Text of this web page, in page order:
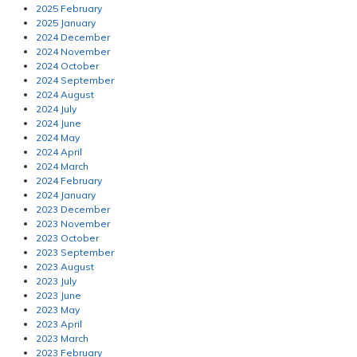
2025 February
2025 January
2024 December
2024 November
2024 October
2024 September
2024 August
2024 July
2024 June
2024 May
2024 April
2024 March
2024 February
2024 January
2023 December
2023 November
2023 October
2023 September
2023 August
2023 July
2023 June
2023 May
2023 April
2023 March
2023 February